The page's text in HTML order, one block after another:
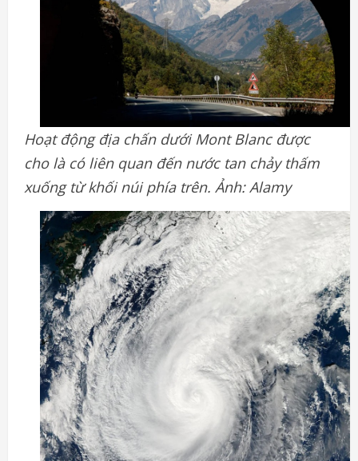
Hoạt động địa chấn dưới Mont Blanc được
cho là có liên quan đến nước tan chảy thấm
xuống từ khối núi phía trên. Ảnh: Alamy